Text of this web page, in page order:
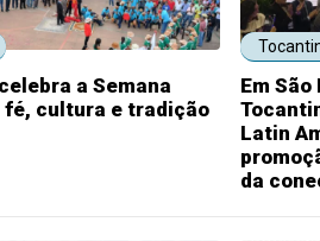
a Semana
fé, cultura e tradição
Em São
Latin
da